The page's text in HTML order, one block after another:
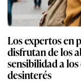
Los expertos en
disfrutan de los
sensibilidad a
desinterés